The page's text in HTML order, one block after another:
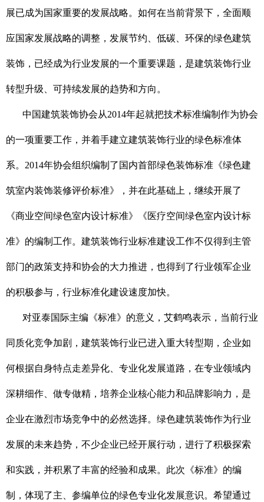
展已成为国家重要的发展战略。如何在当前背景下，全面顺
应国家发展战略的调整，发展节约、低碳、环保的绿色建筑
装饰，已经成为行业发展的一个重要课题，是建筑装饰行业
转型升级、可持续发展的趋势和方向。
中国建筑装饰协会从2014年起就把技术标准编制作为协会
的一项重要工作，并着手建立建筑装饰行业的绿色标准体
系。2014年协会组织编制了国内首部绿色装饰标准《绿色建
筑室内装饰装修评价标准》，并在此基础上，继续开展了
《商业空间绿色室内设计标准》《医疗空间绿色室内设计标
准》的编制工作。建筑装饰行业标准建设工作不仅得到主管
部门的政策支持和协会的大力推进，也得到了行业领军企业
的积极参与，行业标准化建设速度加快。
对亚泰国际主编《标准》的意义，艾鹤鸣表示，当前行业
同质化竞争加剧，建筑装饰行业已进入重大转型期，企业如
何根据自身特点走差异化、专业化发展道路，在专业领域内
深耕细作、做专做精，培养企业核心能力和品牌影响力，是
企业在激烈市场竞争中的必然选择。绿色建筑装饰作为行业
发展的未来趋势，不少企业已经开展行动，进行了积极探索
和实践，并积累了丰富的经验和成果。此次《标准》的编
制，体现了主、参编单位的绿色专业化发展意识。希望通过